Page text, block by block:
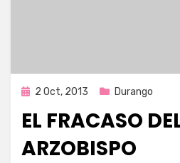
Publicada
2 Oct, 2013 Durango
EL FRACASO
ARZOBISPO